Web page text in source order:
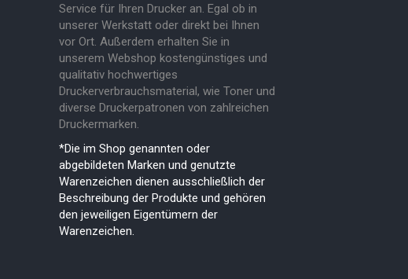
Service für Ihren Drucker an. Egal ob in
unserer Werkstatt oder direkt bei Ihnen
vor Ort. Außerdem erhalten Sie in
unserem Webshop kostengünstiges und
qualitativ hochwertiges
Druckerverbrauchsmaterial, wie Toner und
diverse Druckerpatronen von zahlreichen
Druckermarken.
*Die im Shop genannten oder
abgebildeten Marken und genutzte
Warenzeichen dienen ausschließlich der
Beschreibung der Produkte und gehören
den jeweiligen Eigentümern der
Warenzeichen.